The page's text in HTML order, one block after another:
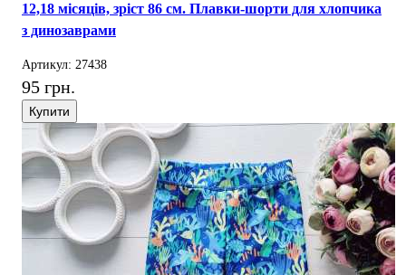
12,18 місяців, зріст 86 см. Плавки-шорти для хлопчика
з динозаврами
Артикул: 27438
95 грн.
Купити